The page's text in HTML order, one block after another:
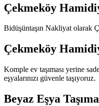
Çekmeköy
Bidüşüntaşın Nakliyat olarak
Çekmeköy
Komple ev taşıması yerine
eşyalarınızı güvenle taşıyoruz.
Beyaz Eşya Taşıma